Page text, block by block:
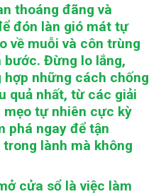
thoáng đãng và
đón làn gió mát tự
về muỗi và côn trùng
bước. Đừng lo lắng,
hợp những cách chống
quả nhất, từ các giải
mẹo tự nhiên cực kỳ
phá ngay để tận
lành mà không
cửa sổ là việc làm